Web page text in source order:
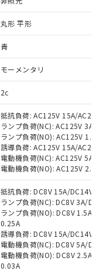
丸形 平形
青
モーメンタリ
2c
抵抗負荷: AC125V 15A/
ランプ負荷(NC): AC125V 3A/
ランプ負荷(NO): AC125V
誘導負荷: AC125V 15A/
電動機負荷(NC): AC125V 5A/
電動機負荷(NO): AC125V
抵抗負荷: DC8V 15A/DC14V
ランプ負荷(NC): DC8V 3A/
ランプ負荷(NO): DC8V 1.5A/
0.25A
誘導負荷: DC8V 15A/DC14V
電動機負荷(NC): DC8V 5A/
電動機負荷(NO): DC8V 2.5A/
0.03A